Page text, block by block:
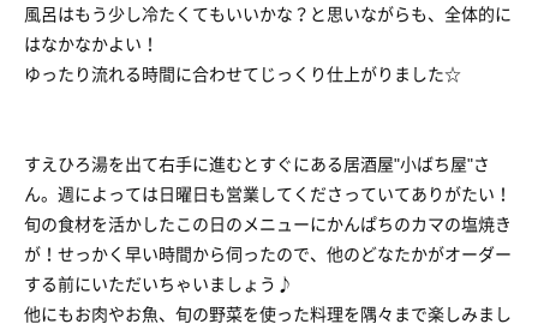
風呂はもう少し冷たくてもいいかな？と思いながらも、全体的に
はなかなかよい！
ゆったり流れる時間に合わせてじっくり仕上がりました☆
すえひろ湯を出て右手に進むとすぐにある居酒屋"小ばち屋"さ
ん。週によっては日曜日も営業してくださっていてありがたい！
旬の食材を活かしたこの日のメニューにかんぱちのカマの塩焼き
が！せっかく早い時間から伺ったので、他のどなたかがオーダー
する前にいただいちゃいましょう♪
他にもお肉やお魚、旬の野菜を使った料理を隅々まで楽しみまし